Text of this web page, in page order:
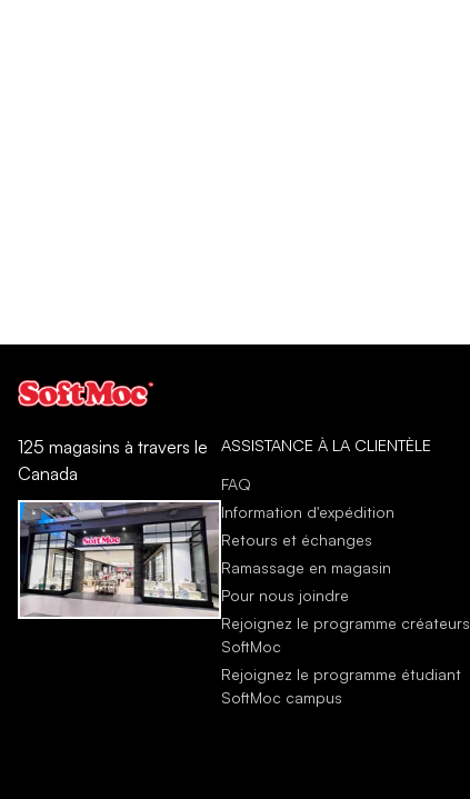
125 magasins à travers le
Canada
ASSISTANCE À LA CLIENTÈLE
FAQ
Information d'expédition
Retours et échanges
Ramassage en magasin
Pour nous joindre
Rejoignez le programme créateurs
SoftMoc
Rejoignez le programme étudiant
SoftMoc campus